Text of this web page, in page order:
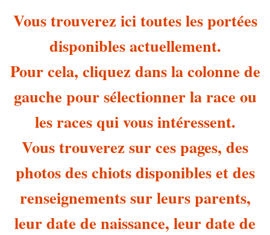
Vous trouverez ici toutes les portées
disponibles actuellement.
Pour cela, cliquez dans la colonne de
gauche pour sélectionner la race ou
les races qui vous intéressent.
Vous trouverez sur ces pages, des
photos des chiots disponibles et des
renseignements sur leurs parents,
leur date de naissance, leur date de